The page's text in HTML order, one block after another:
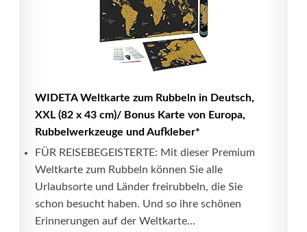
WIDETA Weltkarte zum Rubbeln in Deutsch,
XXL (82 x 43 cm)/ Bonus Karte von Europa,
Rubbelwerkzeuge und Aufkleber*
FÜR REISEBEGEISTERTE: Mit dieser Premium
Weltkarte zum Rubbeln können Sie alle
Urlaubsorte und Länder freirubbeln, die Sie
schon besucht haben. Und so ihre schönen
Erinnerungen auf der Weltkarte...